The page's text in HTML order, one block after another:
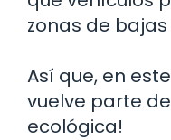
zonas de
Así que, en
vuelve parte
ecológica!